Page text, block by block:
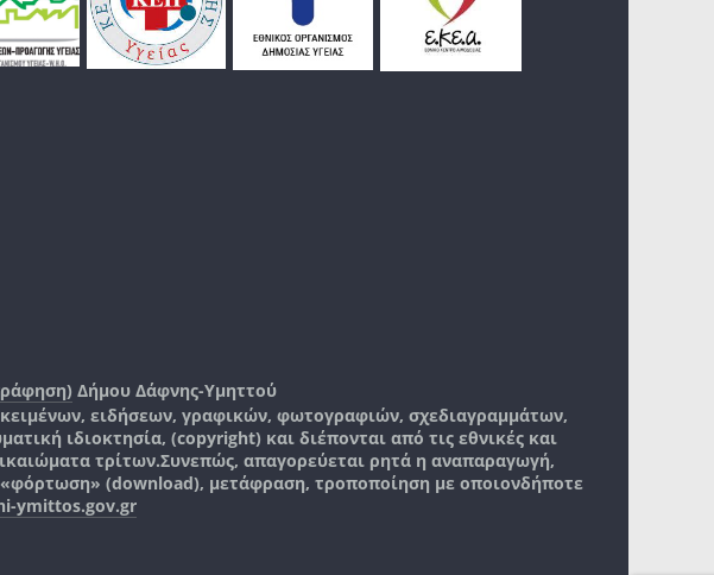
Δήμου Δάφνης-Υμηττού
ειδήσεων, γραφικών, φωτογραφιών, σχεδιαγραμμάτων,
ιδιοκτησία, (copyright) και διέπονται από τις εθνικές και
τρίτων.Συνεπώς, απαγορεύεται ρητά η αναπαραγωγή,
(download), μετάφραση, τροποποίηση με οποιονδήποτε
ymittos.gov.gr